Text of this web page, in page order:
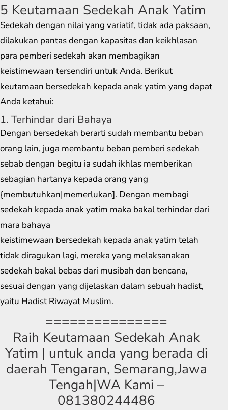
5 Keutamaan Sedekah Anak Yatim
Sedekah dengan nilai yang variatif, tidak ada paksaan,
dilakukan pantas dengan kapasitas dan keikhlasan
para pemberi sedekah akan membagikan
keistimewaan tersendiri untuk Anda. Berikut
keutamaan bersedekah kepada anak yatim yang dapat
Anda ketahui:
1. Terhindar dari Bahaya
Dengan bersedekah berarti sudah membantu beban
orang lain, juga membantu beban pemberi sedekah
sebab dengan begitu ia sudah ikhlas memberikan
sebagian hartanya kepada orang yang
{membutuhkan|memerlukan]. Dengan membagi
sedekah kepada anak yatim maka bakal terhindar dari
mara bahaya
keistimewaan bersedekah kepada anak yatim telah
tidak diragukan lagi, mereka yang melaksanakan
sedekah bakal bebas dari musibah dan bencana,
sesuai dengan yang dijelaskan dalam sebuah hadist,
yaitu Hadist Riwayat Muslim.
===============
Raih Keutamaan Sedekah Anak
Yatim | untuk anda yang berada di
daerah Tengaran, Semarang,Jawa
Tengah|WA Kami –
081380244486